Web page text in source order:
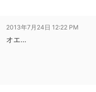
2013年7月24日 12:22 PM
オエ…